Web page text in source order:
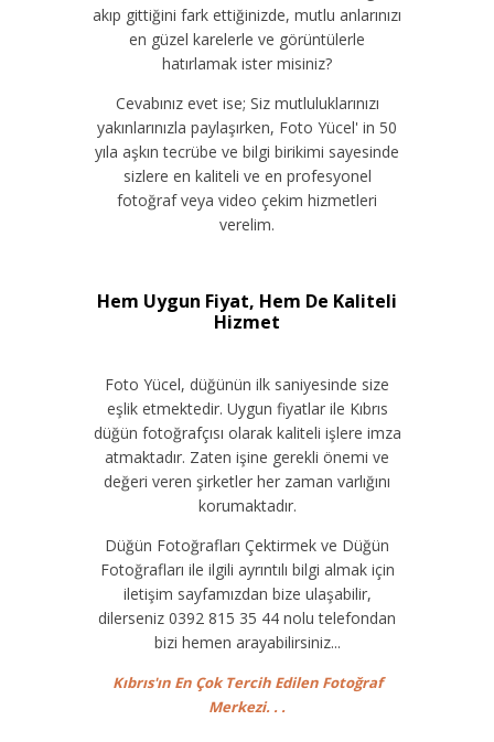
akıp gittiğini fark ettiğinizde, mutlu anlarınızı
en güzel karelerle ve görüntülerle
hatırlamak ister misiniz?
Cevabınız evet ise; Siz mutluluklarınızı
yakınlarınızla paylaşırken, Foto Yücel' in 50
yıla aşkın tecrübe ve bilgi birikimi sayesinde
sizlere en kaliteli ve en profesyonel
fotoğraf veya video çekim hizmetleri
verelim.
Hem Uygun Fiyat, Hem De Kaliteli
Hizmet
Foto Yücel, düğünün ilk saniyesinde size
eşlik etmektedir. Uygun fiyatlar ile Kıbrıs
düğün fotoğrafçısı olarak kaliteli işlere imza
atmaktadır. Zaten işine gerekli önemi ve
değeri veren şirketler her zaman varlığını
korumaktadır.
Düğün Fotoğrafları Çektirmek ve Düğün
Fotoğrafları ile ilgili ayrıntılı bilgi almak için
iletişim sayfamızdan bize ulaşabilir,
dilerseniz 0392 815 35 44 nolu telefondan
bizi hemen arayabilirsiniz...
Kıbrıs'ın En Çok Tercih Edilen Fotoğraf
Merkezi. . .